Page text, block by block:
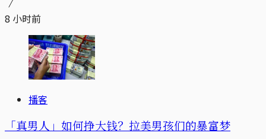
8 小时前
播客
「真男人」如何挣大钱？拉美男孩们的暴富梦